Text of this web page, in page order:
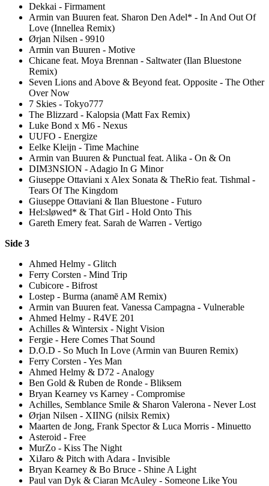
Dekkai - Firmament
Armin van Buuren feat. Sharon Den Adel* - In And Out Of
Love (Innellea Remix)
Ørjan Nilsen - 9910
Armin van Buuren - Motive
Chicane feat. Moya Brennan - Saltwater (Ilan Bluestone
Remix)
Seven Lions and Above & Beyond feat. Opposite - The Other
Over Now
7 Skies - Tokyo777
The Blizzard - Kalopsia (Matt Fax Remix)
Luke Bond x M6 - Nexus
UUFO - Energize
Eelke Kleijn - Time Machine
Armin van Buuren & Punctual feat. Alika - On & On
DIM3NSION - Adagio In G Minor
Giuseppe Ottaviani x Alex Sonata & TheRio feat. Tishmal -
Tears Of The Kingdom
Giuseppe Ottaviani & Ilan Bluestone - Futuro
Hel:sløwed* & That Girl - Hold Onto This
Gareth Emery feat. Sarah de Warren - Vertigo
Side 3
Ahmed Helmy - Glitch
Ferry Corsten - Mind Trip
Cubicore - Bifrost
Lostep - Burma (anamē AM Remix)
Armin van Buuren feat. Vanessa Campagna - Vulnerable
Ahmed Helmy - R4VE 201
Achilles & Wintersix - Night Vision
Fergie - Here Comes That Sound
D.O.D - So Much In Love (Armin van Buuren Remix)
Ferry Corsten - Yes Man
Ahmed Helmy & D72 - Analogy
Ben Gold & Ruben de Ronde - Bliksem
Bryan Kearney vs Karney - Compromise
Achilles, Semblance Smile & Sharon Valerona - Never Lost
Ørjan Nilsen - XIING (nilsix Remix)
Maarten de Jong, Frank Spector & Luca Morris - Minuetto
Asteroid - Free
MurZo - Kiss The Night
XiJaro & Pitch with Adara - Invisible
Bryan Kearney & Bo Bruce - Shine A Light
Paul van Dyk & Ciaran McAuley - Someone Like You